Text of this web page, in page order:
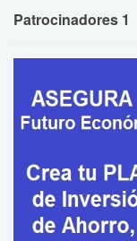
Patrocinadores 1